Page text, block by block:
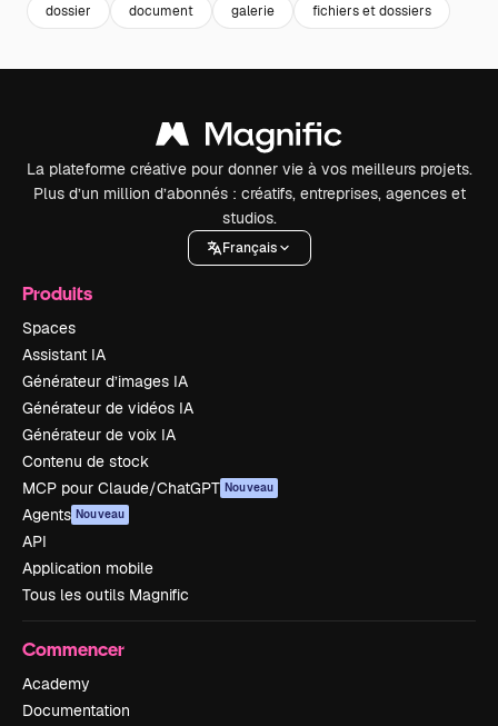
dossier document galerie fichiers et dossiers
La plateforme créative pour donner vie à vos meilleurs projets.
Plus d’un million d’abonnés : créatifs, entreprises, agences et
studios.
Français
Produits
Spaces
Assistant IA
Générateur d’images IA
Générateur de vidéos IA
Générateur de voix IA
Contenu de stock
MCP pour Claude/ChatGPT Nouveau
Agents Nouveau
API
Application mobile
Tous les outils Magnific
Commencer
Academy
Documentation